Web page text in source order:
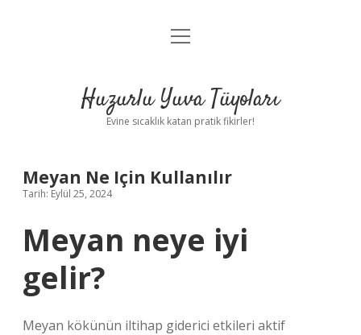
Anasayfa
Yasal Uyarı
menüyü
Huzurlu Yuva Tüyoları
Evine sıcaklık katan pratik fikirler!
Meyan Ne Için Kullanılır
Tarih: Eylül 25, 2024
Meyan neye iyi
gelir?
Meyan kökünün iltihap giderici etkileri aktif